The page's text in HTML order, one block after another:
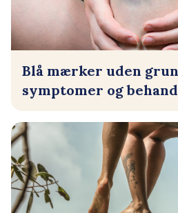
Blå mærker uden
symptomer og